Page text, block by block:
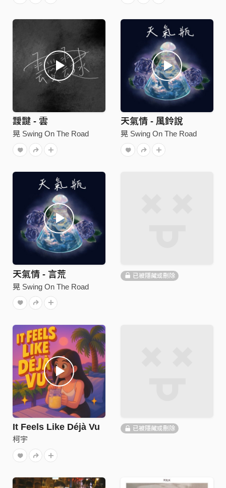
靉靆 - 雲
晃 Swing On The Road
天氣情 - 風鈴說
晃 Swing On The Road
天氣情 - 言荒
晃 Swing On The Road
已被隱藏或刪除
It Feels Like Déjà Vu
柯宇
已被隱藏或刪除